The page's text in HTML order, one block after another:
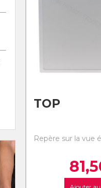
TOP
Repère sur la vue